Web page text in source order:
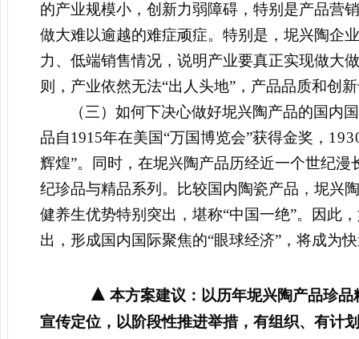
的产业规模小，创新力弱障碍，特别是产品营
做大难以逾越的难症顽症。特别是，坭兴陶企
力、低端销售情况，说明产业要真正实现做大
则，产业依然无法“出人头地”，产品品质和创
（三）如何下决心做好坭兴陶产品的国内
品自1915年在美国“万国博览会”获得金奖，
辉煌”。同时，在坭兴陶产品历经近一个世纪漫
纪珍品与精品系列。比较国内陶瓷产品，坭兴
健养生优势特别突出，堪称“中国一绝”。因此
出，形成国内国际聚焦的“眼球经济”，将成为
▲ 本方案建议：以历年坭兴陶产品珍
宣传定位，以阶段性推进举措，有组织、有计